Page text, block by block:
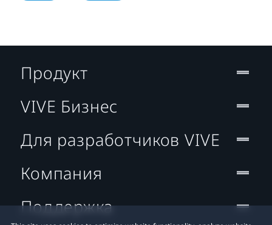
Продукт
VIVE Бизнес
Для разработчиков VIVE
Компания
Поддержка